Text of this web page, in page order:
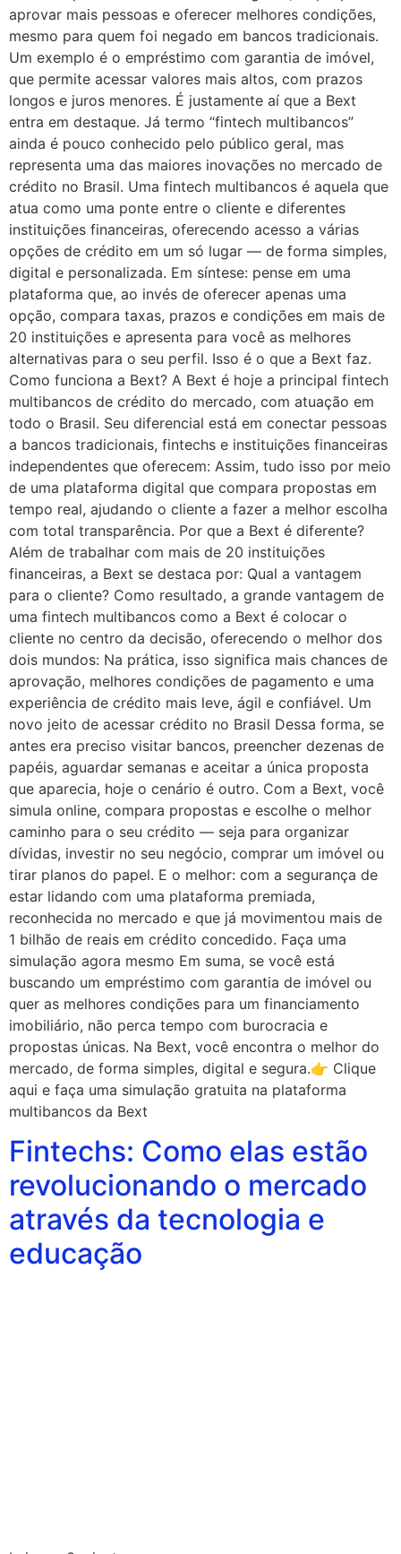
aprovar mais pessoas e oferecer melhores condições,
mesmo para quem foi negado em bancos tradicionais.
Um exemplo é o empréstimo com garantia de imóvel,
que permite acessar valores mais altos, com prazos
longos e juros menores. É justamente aí que a Bext
entra em destaque. Já termo “fintech multibancos”
ainda é pouco conhecido pelo público geral, mas
representa uma das maiores inovações no mercado de
crédito no Brasil. Uma fintech multibancos é aquela que
atua como uma ponte entre o cliente e diferentes
instituições financeiras, oferecendo acesso a várias
opções de crédito em um só lugar — de forma simples,
digital e personalizada. Em síntese: pense em uma
plataforma que, ao invés de oferecer apenas uma
opção, compara taxas, prazos e condições em mais de
20 instituições e apresenta para você as melhores
alternativas para o seu perfil. Isso é o que a Bext faz.
Como funciona a Bext? A Bext é hoje a principal fintech
multibancos de crédito do mercado, com atuação em
todo o Brasil. Seu diferencial está em conectar pessoas
a bancos tradicionais, fintechs e instituições financeiras
independentes que oferecem: Assim, tudo isso por meio
de uma plataforma digital que compara propostas em
tempo real, ajudando o cliente a fazer a melhor escolha
com total transparência. Por que a Bext é diferente?
Além de trabalhar com mais de 20 instituições
financeiras, a Bext se destaca por: Qual a vantagem
para o cliente? Como resultado, a grande vantagem de
uma fintech multibancos como a Bext é colocar o
cliente no centro da decisão, oferecendo o melhor dos
dois mundos: Na prática, isso significa mais chances de
aprovação, melhores condições de pagamento e uma
experiência de crédito mais leve, ágil e confiável. Um
novo jeito de acessar crédito no Brasil Dessa forma, se
antes era preciso visitar bancos, preencher dezenas de
papéis, aguardar semanas e aceitar a única proposta
que aparecia, hoje o cenário é outro. Com a Bext, você
simula online, compara propostas e escolhe o melhor
caminho para o seu crédito — seja para organizar
dívidas, investir no seu negócio, comprar um imóvel ou
tirar planos do papel. E o melhor: com a segurança de
estar lidando com uma plataforma premiada,
reconhecida no mercado e que já movimentou mais de
1 bilhão de reais em crédito concedido. Faça uma
simulação agora mesmo Em suma, se você está
buscando um empréstimo com garantia de imóvel ou
quer as melhores condições para um financiamento
imobiliário, não perca tempo com burocracia e
propostas únicas. Na Bext, você encontra o melhor do
mercado, de forma simples, digital e segura.👉 Clique
aqui e faça uma simulação gratuita na plataforma
multibancos da Bext
Fintechs: Como elas estão
revolucionando o mercado
através da tecnologia e
educação